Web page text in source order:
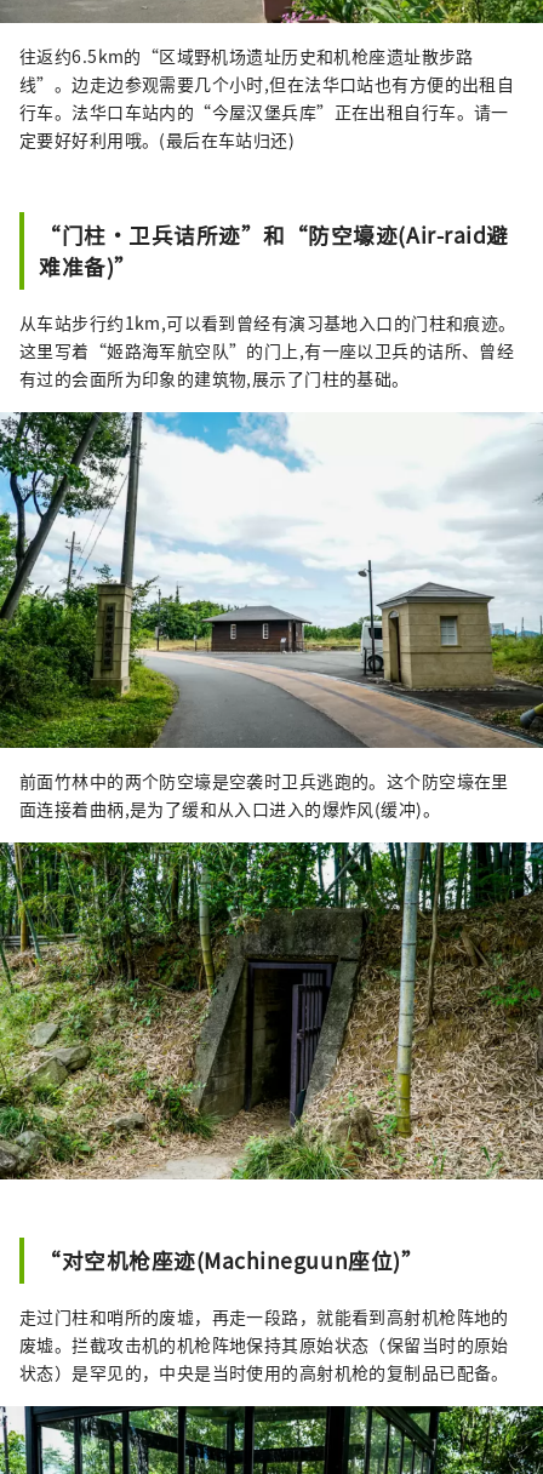
往返约6.5km的“区域野机场遗址历史和机枪座遗址散步路
线”。边走边参观需要几个小时,但在法华口站也有方便的出租自
行车。法华口车站内的“今屋汉堡兵库”正在出租自行车。请一
定要好好利用哦。(最后在车站归还)
“门柱・卫兵诘所迹”和“防空壕迹(Air-raid避
难准备)”
从车站步行约1km,可以看到曾经有演习基地入口的门柱和痕迹。
这里写着“姬路海军航空队”的门上,有一座以卫兵的诘所、曾经
有过的会面所为印象的建筑物,展示了门柱的基础。
前面竹林中的两个防空壕是空袭时卫兵逃跑的。这个防空壕在里
面连接着曲柄,是为了缓和从入口进入的爆炸风(缓冲)。
“对空机枪座迹(Machineguun座位)”
走过门柱和哨所的废墟，再走一段路，就能看到高射机枪阵地的
废墟。拦截攻击机的机枪阵地保持其原始状态（保留当时的原始
状态）是罕见的，中央是当时使用的高射机枪的复制品已配备。